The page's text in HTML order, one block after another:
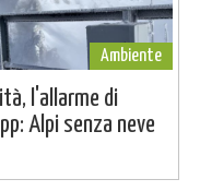
Ambiente
l'allarme di
Alpi senza neve